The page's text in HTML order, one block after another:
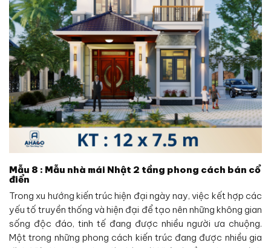
Mẫu 8 : Mẫu nhà mái Nhật 2 tầng phong cách bán cổ
điển
Trong xu hướng kiến trúc hiện đại ngày nay, việc kết hợp các
yếu tố truyền thống và hiện đại để tạo nên những không gian
sống độc đáo, tinh tế đang được nhiều người ưa chuộng.
Một trong những phong cách kiến trúc đang được nhiều gia